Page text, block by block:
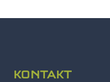
KONTAKT